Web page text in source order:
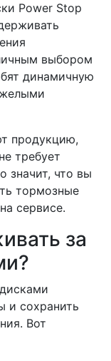
Power Stop
выбором
динамичную
продукцию,
требует
значит, что вы
тормозные
сервисе.
за
и сохранить
Вот